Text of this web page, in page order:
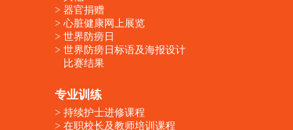
器官捐赠
心脏健康网上展览
世界防痨日
世界防痨日标语及海报设计
比赛结果
专业训练
持续护士进修课程
在职校长及教师培训课程